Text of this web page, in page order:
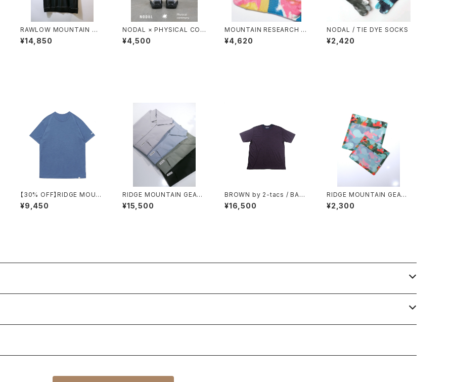
RAWLOW MOUNTAIN WO
RKS / DAD LITE CREW
¥14,850
NODAL × PHYSICAL CON
TMPRY.
¥4,500
MOUNTAIN RESEARCH /
TIE DYE TABI
¥4,620
NODAL / TIE DYE SOCKS
¥2,420
【30% OFF】RIDGE MOUN
TAIN GEAR / MERINO BAS
IC TEE（AZURE BLUE）
¥9,450
RIDGE MOUNTAIN GEAR /
BASIC SHORT SLEEVE S
HIRT（MEN）
¥15,500
BROWN by 2-tacs / BAA
WIDE
¥16,500
RIDGE MOUNTAIN GEAR /
JUN OSON × RIDGE "Pak
e®︎ 2-Pack Set"
¥2,300